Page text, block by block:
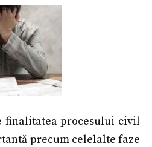
finalitatea procesului civil
precum celelalte faze